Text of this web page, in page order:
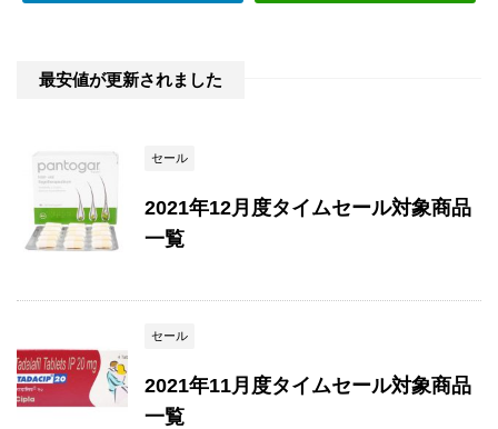
最安値が更新されました
セール
2021年12月度タイムセール対象商品
一覧
セール
2021年11月度タイムセール対象商品
一覧